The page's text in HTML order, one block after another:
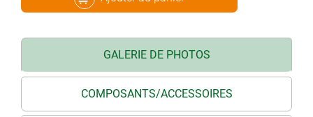
GALERIE DE PHOTOS
COMPOSANTS/ACCESSOIRES